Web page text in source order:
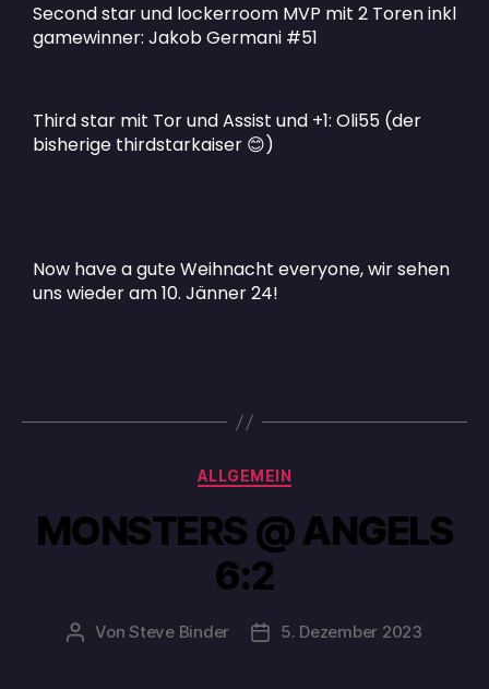
Second star und lockerroom MVP mit 2 Toren inkl
gamewinner: Jakob Germani #51
Third star mit Tor und Assist und +1: Oli55 (der
bisherige thirdstarkaiser 😊)
Now have a gute Weihnacht everyone, wir sehen
uns wieder am 10. Jänner 24!
ALLGEMEIN
MONSTERS @ ANGELS
6:2
VonSteve Binder 5. Dezember 2023